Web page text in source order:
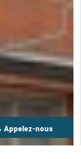
Appelez-nous